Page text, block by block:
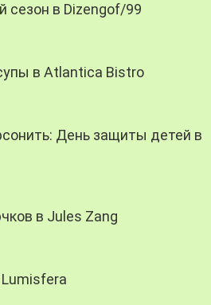
сезон в Dizengof/99
в Atlantica Bistro
День защиты детей в
в Jules Zang